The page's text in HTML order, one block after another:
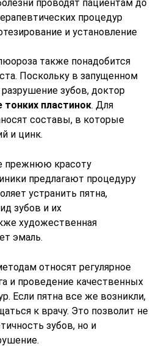
проводят пациентам до
процедур
и установление
также понадобится
Поскольку в запущенном
зубов, доктор
тонких пластинок. Для
составы, в которые
и цинк.
прежнюю красоту
предлагают процедуру
устранить пятна,
зубов и их
художественная
эмаль.
относят регулярное
и проведение качественных
Если пятна все же возникли,
к врачу. Это позволит не
зубов, но и